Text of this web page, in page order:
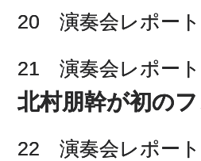
20 演奏会レポー
21 演奏会レポー
北村朋幹が初の
22 演奏会レポート